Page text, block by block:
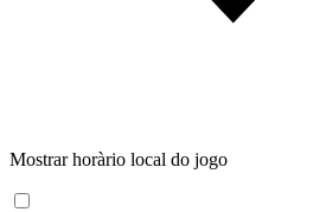
Mostrar horàrio local do jogo